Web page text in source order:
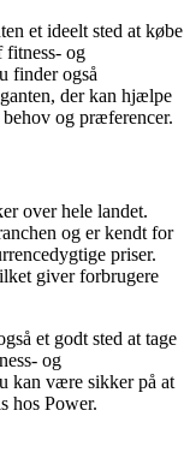
et ideelt sted at købe
fitness- og
finder også
der kan hjælpe
behov og præferencer.
over hele landet.
og er kendt for
priser.
giver forbrugere
et godt sted at tage
og
kan være sikker på at
hos Power.